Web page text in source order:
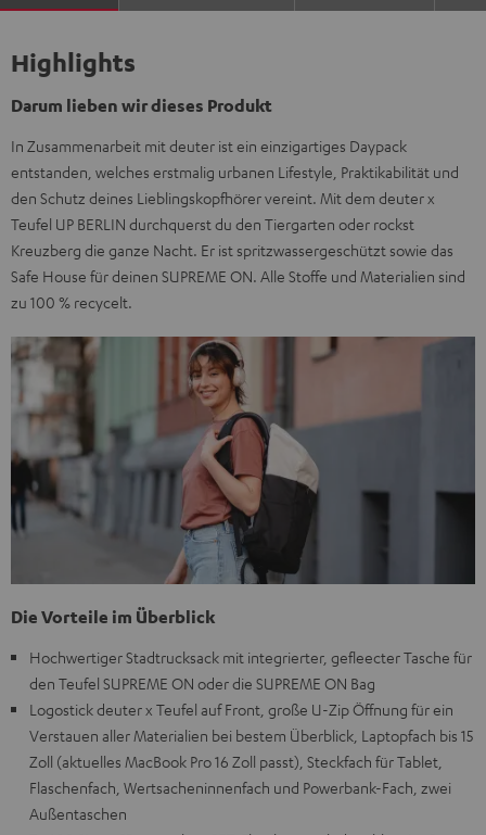
Highlights
Darum lieben wir dieses Produkt
In Zusammenarbeit mit deuter ist ein einzigartiges Daypack
entstanden, welches erstmalig urbanen Lifestyle, Praktikabilität und
den Schutz deines Lieblingskopfhörer vereint. Mit dem deuter x
Teufel UP BERLIN durchquerst du den Tiergarten oder rockst
Kreuzberg die ganze Nacht. Er ist spritzwassergeschützt sowie das
Safe House für deinen SUPREME ON. Alle Stoffe und Materialien sind
zu 100 % recycelt.
Die Vorteile im Überblick
Hochwertiger Stadtrucksack mit integrierter, gefleecter Tasche für
den Teufel SUPREME ON oder die SUPREME ON Bag
Logostick deuter x Teufel auf Front, große U-Zip Öffnung für ein
Verstauen aller Materialien bei bestem Überblick, Laptopfach bis 15
Zoll (aktuelles MacBook Pro 16 Zoll passt), Steckfach für Tablet,
Flaschenfach, Wertsacheninnenfach und Powerbank-Fach, zwei
Außentaschen